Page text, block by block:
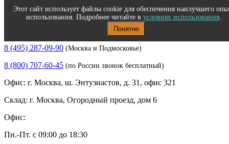
Полиграфическое и офисное оборудование
8 (495) 287-09-90 (Москва и Подмосковье)
8 (800) 707-60-45 (по России звонок бесплатный)
Офис: г. Москва, ш. Энтузиастов, д. 31, офис 321
Склад: г. Москва, Огородный проезд, дом 6
Офис:
Пн.-Пт. с 09:00 до 18:30
Этот сайт использует файлы cookie для обеспечения наилучшего
использования. Подробнее читайте в условиях использования.
Понятно